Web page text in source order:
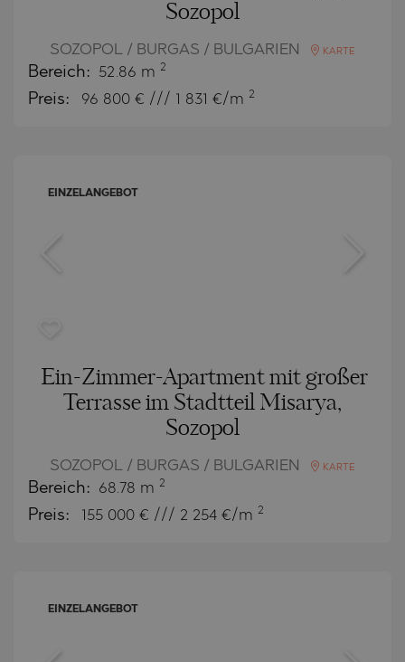
Sozopol
SOZOPOL / BURGAS / BULGARIEN KARTE
Bereich: 52.86 m 2
Preis: 96 800 € /// 1 831 €/m 2
EINZELANGEBOT
Ein-Zimmer-Apartment mit großer
Terrasse im Stadtteil Misarya,
Sozopol
SOZOPOL / BURGAS / BULGARIEN KARTE
Bereich: 68.78 m 2
Preis: 155 000 € /// 2 254 €/m 2
EINZELANGEBOT